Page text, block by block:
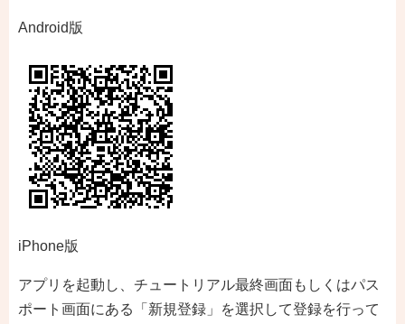
Android版
iPhone版
アプリを起動し、チュートリアル最終画面もしくはパス
ポート画面にある「新規登録」を選択して登録を行って